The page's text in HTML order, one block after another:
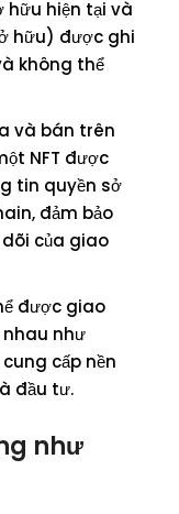
hữu hiện tại và
hữu) được ghi
không thể
và bán trên
NFT được
tin quyền sở
đảm bảo
của giao
được giao
như
cung cấp nền
đầu tư.
như